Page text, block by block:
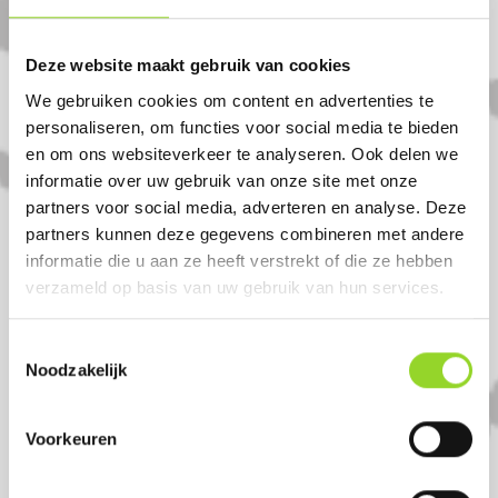
Deze website maakt gebruik van cookies
We gebruiken cookies om content en advertenties te
personaliseren, om functies voor social media te bieden
en om ons websiteverkeer te analyseren. Ook delen we
informatie over uw gebruik van onze site met onze
partners voor social media, adverteren en analyse. Deze
partners kunnen deze gegevens combineren met andere
informatie die u aan ze heeft verstrekt of die ze hebben
verzameld op basis van uw gebruik van hun services.
Noodzakelijk
Voorkeuren
Friesland en ver daarbuiten.
Graag tot ziens!
Team Vuurwerk Bolsward